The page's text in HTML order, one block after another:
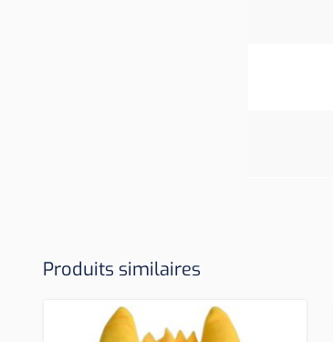
Produits similaires